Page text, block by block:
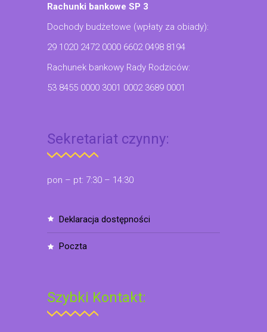
Rachunki bankowe SP 3
Dochody budżetowe (wpłaty za obiady):
29 1020 2472 0000 6602 0498 8194
Rachunek bankowy Rady Rodziców:
53 8455 0000 3001 0002 3689 0001
Sekretariat czynny:
pon – pt: 7:30 – 14:30
deklaracja dostępności
poczta
Szybki Kontakt: